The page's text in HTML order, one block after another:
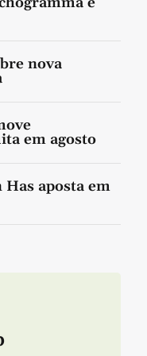
nova
em agosto
aposta em